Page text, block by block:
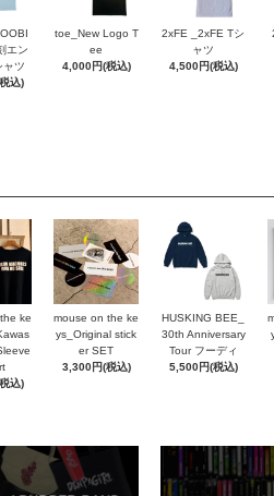
エン
ャツ
込)
toe_New Logo T
ee
4,000円(税込)
2xFE _2xFE Tシ
ャツ
4,500円(税込)
ke
込)
mouse on the ke
ys_Original stick
er SET
3,300円(税込)
HUSKING BEE_
30th Anniversary
Tour フーディ
5,500円(税込)